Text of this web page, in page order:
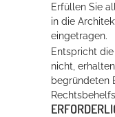
Erfüllen Sie
in die
eingetragen.
Entspricht
nicht,
begründeten